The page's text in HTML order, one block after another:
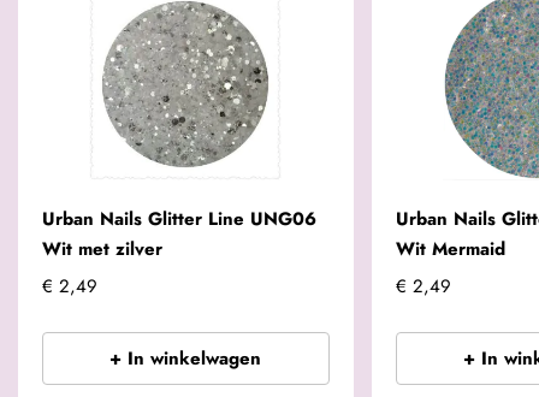
Urban Nails Glitter Line UNG06
Wit met zilver
€ 2,49
+ In winkelwagen
Urban Nails
Wit Mermaid
€ 2,49
+ In